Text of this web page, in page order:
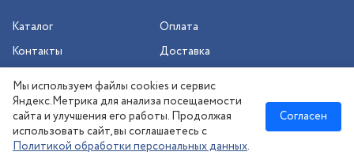
Каталог
Контакты
Оплата
Доставка
Сезонное хранение
Новосибирск:
Мы используем файлы cookies и сервис
Яндекс.Метрика для анализа посещаемости
сайта и улучшения его работы. Продолжая
использовать сайт, вы соглашаетесь с
Политикой обработки персональных данных.
Согласен